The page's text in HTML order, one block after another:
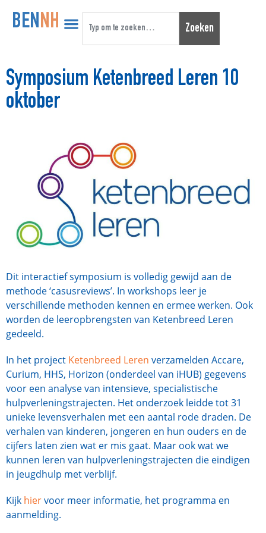
BENNH Zoeken
Symposium Ketenbreed Leren 10
oktober
Dit interactief symposium is volledig gewijd aan de
methode ‘casusreviews’. In workshops leer je
verschillende methoden kennen en ermee werken. Ook
worden de leeropbrengsten van Ketenbreed Leren
gedeeld.
In het project Ketenbreed Leren verzamelden Accare,
Curium, HHS, Horizon (onderdeel van iHUB) gegevens
voor een analyse van intensieve, specialistische
hulpverleningstrajecten. Het onderzoek leidde tot 31
unieke levensverhalen met een aantal rode draden. De
verhalen van kinderen, jongeren en hun ouders en de
cijfers laten zien wat er mis gaat. Maar ook wat we
kunnen leren van hulpverleningstrajecten die eindigen
in jeugdhulp met verblijf.
Kijk hiervoor meer informatie, het programma en
aanmelding.